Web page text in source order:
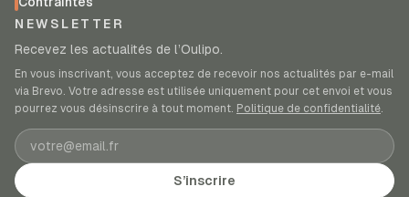
NEWSLETTER
Recevez les actualités de l’Oulipo.
En vous inscrivant, vous acceptez de recevoir nos actualités par e-mail
via Brevo. Votre adresse est utilisée uniquement pour cet envoi et vous
pourrez vous désinscrire à tout moment. Politique de confidentialité.
Adresse e-mail
S’inscrire